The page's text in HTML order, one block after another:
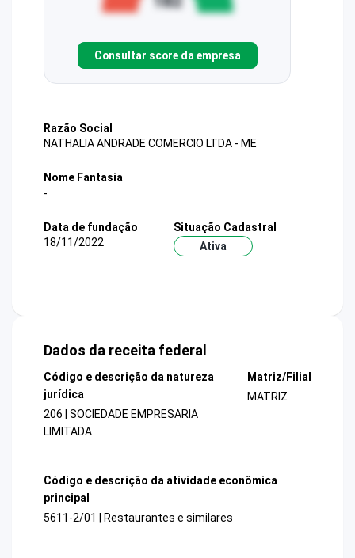
Consultar score da empresa
Razão Social
NATHALIA ANDRADE COMERCIO LTDA - ME
Nome Fantasia
-
Data de fundação
18/11/2022
Situação Cadastral
Ativa
Dados da receita federal
Código e descrição da natureza
jurídica
206 | SOCIEDADE EMPRESARIA
LIMITADA
Matriz/Filial
MATRIZ
Código e descrição da atividade econômica
principal
5611-2/01 | Restaurantes e similares